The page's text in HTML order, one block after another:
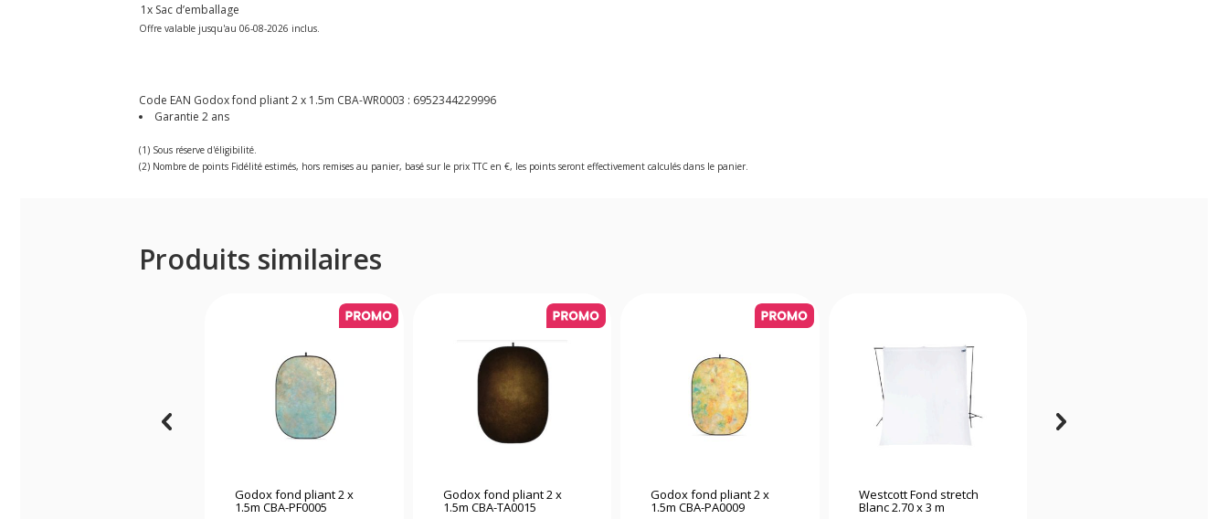
1x Sac d’emballage
Offre valable jusqu'au 06-08-2026 inclus.
Code EAN Godox fond pliant 2 x 1.5m CBA-WR0003 : 6952344229996
Garantie 2 ans
(1) Sous réserve d'éligibilité.
(2) Nombre de points Fidélité estimés, hors remises au panier, basé sur le prix TTC en €, les points seront effectivement calculés dans le panier.
Produits similaires
Godox fond pliant 2 x
1.5m CBA-PF0005
Godox fond pliant 2 x
1.5m CBA-TA0015
Godox fond pliant 2 x
1.5m CBA-PA0009
Westcott Fond stretch
Blanc 2.70 x 3 m